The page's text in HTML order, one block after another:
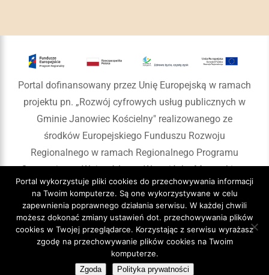
Portal dofinansowany przez Unię Europejską w ramach
projektu pn. „Rozwój cyfrowych usług publicznych w
Gminie Janowiec Kościelny" realizowanego ze
środków Europejskiego Funduszu Rozwoju
Regionalnego w ramach Regionalnego Programu
Operacyjnego Województwa Warmińsko-Mazurskiego
na lata 2014-2020
Copyright 2020 Gmina Janowiec Kościelny
Portal wykorzystuje pliki cookies do przechowywania informacji
na Twoim komputerze. Są one wykorzystywane w celu
zapewnienia poprawnego działania serwisu. W każdej chwili
możesz dokonać zmiany ustawień dot. przechowywania plików
cookies w Twojej przeglądarce. Korzystając z serwisu wyrażasz
zgodę na przechowywanie plików cookies na Twoim
komputerze.
Zgoda Polityka prywatności